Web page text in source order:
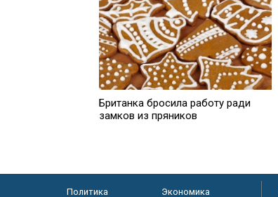
Британка бросила работу ради
замков из пряников
Политика Экономика